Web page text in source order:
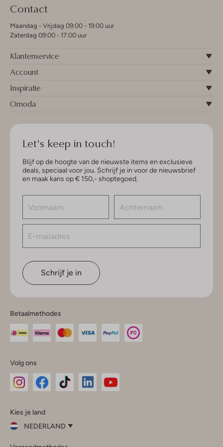
Contact
Maandag - Vrijdag 09:00 - 19:00 uur
Zaterdag 09:00 - 17:00 uur
Klantenservice
Account
Inspiratie
Omoda
Let's keep in touch!
Blijf op de hoogte van de nieuwste items en exclusieve
deals, speciaal voor jou. Schrijf je in voor de nieuwsbrief
en maak kans op € 150,- shoptegoed.
Schrijf je in
Betaalmethodes
Volg ons
InstagramFacebook
Kies je land
NEDERLAND